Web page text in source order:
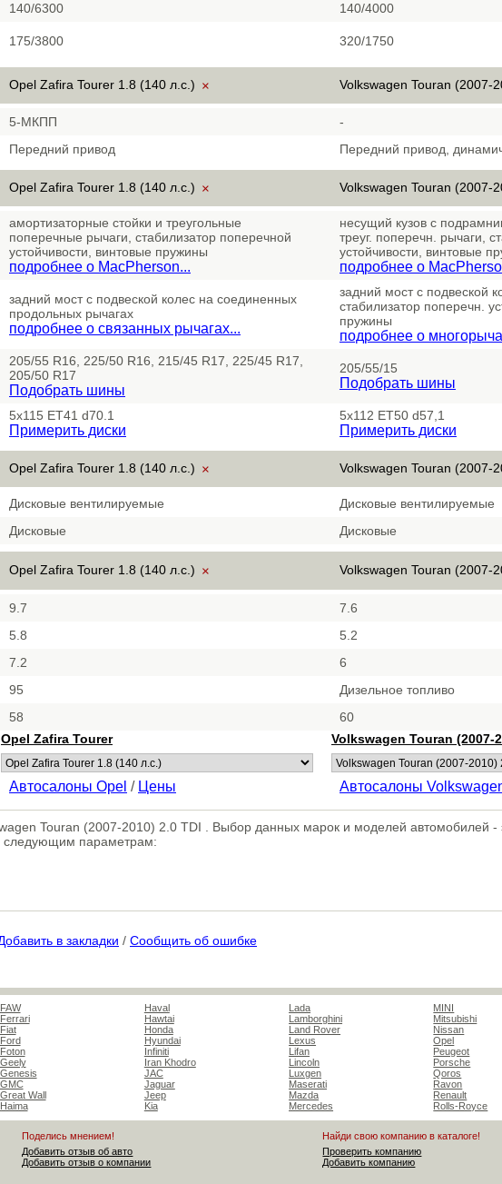
140/6300
140/4000
175/3800 320/1750
Opel Zafira Tourer 1.8 (140 л.с.) × Volkswagen Touran (2007-
5-МКПП
-
Передний привод Передний привод,
Opel Zafira Tourer 1.8 (140 л.с.) × Volkswagen Touran (2007-
амортизаторные стойки и треугольные
поперечные рычаги, стабилизатор поперечной
устойчивости, винтовые пружины
подробнее о MacPherson...
несущий кузов с
треуг. поперечн. рычаги,
устойчивости, винтовые
подробнее о
задний мост с подвеской колес на соединенных
продольных рычагах
подробнее о связанных рычагах...
задний мост с подвеской
стабилизатор поперечн.
пружины
подробнее о
205/55 R16, 225/50 R16, 215/45 R17, 225/45 R17,
205/50 R17
Подобрать шины
205/55/15
Подобрать шины
5x115 ET41 d70.1
Примерить диски
5x112 ET50 d57,1
Примерить диски
Opel Zafira Tourer 1.8 (140 л.с.) × Volkswagen Touran (2007-
Дисковые вентилируемые
Дисковые вентилируемые
Дисковые Дисковые
Opel Zafira Tourer 1.8 (140 л.с.) × Volkswagen Touran (2007-
9.7
7.6
5.8
5.2
7.2
6
95
Дизельное топливо
58 60
Opel Zafira Tourer Volkswagen Touran (2007-
Автосалоны Opel / Цены Автосалоны
Touran (2007-2010) 2.0 TDI . Выбор данных марок и моделей автомобилей -
следующим параметрам:
в закладки / Сообщить об ошибке
FAW
Ferrari
Fiat
Ford
Foton
Geely
Genesis
GMC
Great Wall
Haima
Haval
Hawtai
Honda
Hyundai
Infiniti
Iran Khodro
JAC
Jaguar
Jeep
Kia
Lada
Lamborghini
Land Rover
Lexus
Lifan
Lincoln
Luxgen
Maserati
Mazda
Mercedes
MINI
Mitsubishi
Nissan
Opel
Peugeot
Porsche
Qoros
Ravon
Renault
Rolls-Royce
Поделись мнением!
Добавить отзыв об авто
Добавить отзыв о компании
Найди свою компанию в каталоге!
Проверить компанию
Добавить компанию